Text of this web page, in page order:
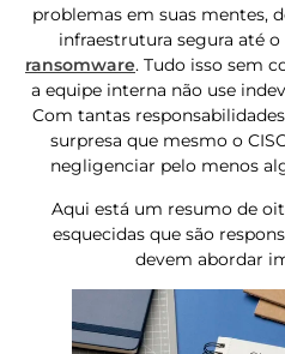
problemas em suas mentes,
infraestrutura segura até
ransomware. Tudo isso sem
a equipe interna não use
Com tantas
surpresa que mesmo o
negligenciar pelo menos
Aqui está um resumo de
esquecidas que são
devem abordar